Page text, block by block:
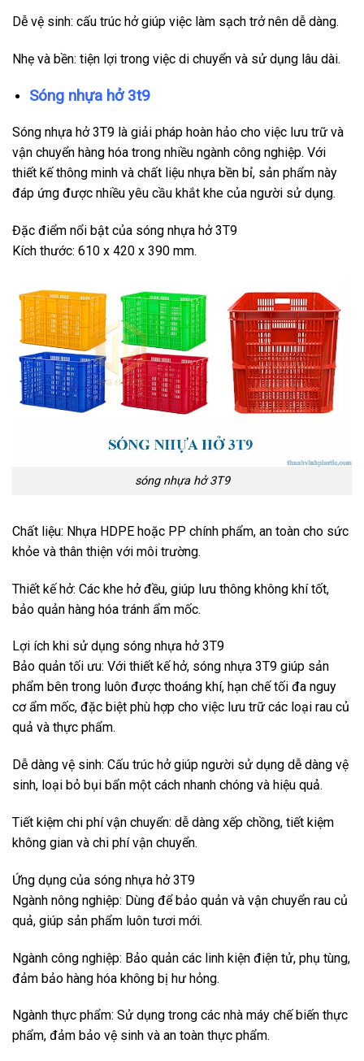
Dễ vệ sinh: cấu trúc hở giúp việc làm sạch trở nên dễ dàng.
Nhẹ và bền: tiện lợi trong việc di chuyển và sử dụng lâu dài.
Sóng nhựa hở 3t9
Sóng nhựa hở 3T9 là giải pháp hoàn hảo cho việc lưu trữ và
vận chuyển hàng hóa trong nhiều ngành công nghiệp. Với
thiết kế thông minh và chất liệu nhựa bền bỉ, sản phẩm này
đáp ứng được nhiều yêu cầu khắt khe của người sử dụng.
Đặc điểm nổi bật của sóng nhựa hở 3T9
Kích thước: 610 x 420 x 390 mm.
sóng nhựa hở 3T9
Chất liệu: Nhựa HDPE hoặc PP chính phẩm, an toàn cho sức
khỏe và thân thiện với môi trường.
Thiết kế hở: Các khe hở đều, giúp lưu thông không khí tốt,
bảo quản hàng hóa tránh ẩm mốc.
Lợi ích khi sử dụng sóng nhựa hở 3T9
Bảo quản tối ưu: Với thiết kế hở, sóng nhựa 3T9 giúp sản
phẩm bên trong luôn được thoáng khí, hạn chế tối đa nguy
cơ ẩm mốc, đặc biệt phù hợp cho việc lưu trữ các loại rau củ
quả và thực phẩm.
Dễ dàng vệ sinh: Cấu trúc hở giúp người sử dụng dễ dàng vệ
sinh, loại bỏ bụi bẩn một cách nhanh chóng và hiệu quả.
Tiết kiệm chi phí vận chuyển: dễ dàng xếp chồng, tiết kiệm
không gian và chi phí vận chuyển.
Ứng dụng của sóng nhựa hở 3T9
Ngành nông nghiệp: Dùng để bảo quản và vận chuyển rau củ
quả, giúp sản phẩm luôn tươi mới.
Ngành công nghiệp: Bảo quản các linh kiện điện tử, phụ tùng,
đảm bảo hàng hóa không bị hư hỏng.
Ngành thực phẩm: Sử dụng trong các nhà máy chế biến thực
phẩm, đảm bảo vệ sinh và an toàn thực phẩm.